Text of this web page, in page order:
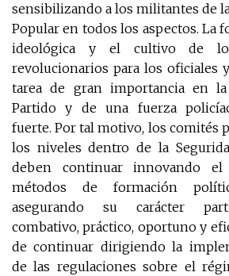
sensibilizando a los militantes de
Popular en todos los aspectos. La
ideológica y el cultivo de
revolucionarios para los oficiales
tarea de gran importancia en
Partido y de una fuerza
fuerte. Por tal motivo, los comités
los niveles dentro de la
deben continuar innovando
métodos de formación
asegurando su carácter
combativo, práctico, oportuno y
de continuar dirigiendo la
de las regulaciones sobre el